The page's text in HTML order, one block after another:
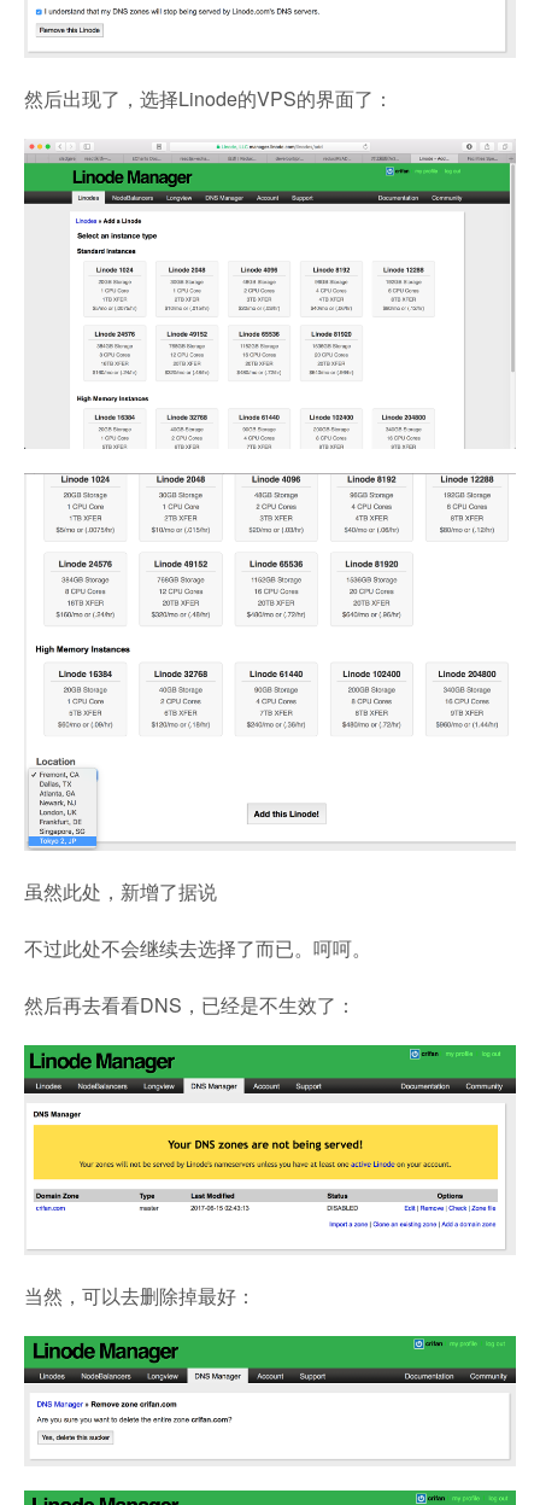
然后出现了，选择Linode的VPS的界面了：
虽然此处，新增了据说
不过此处不会继续去选择了而已。呵呵。
然后再去看看DNS，已经是不生效了：
当然，可以去删除掉最好：